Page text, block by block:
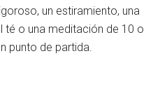
un estiramiento, una
té o una meditación de 10 o
punto de partida.